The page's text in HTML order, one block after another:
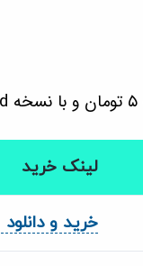
لینک خرید
خرید و دانلود